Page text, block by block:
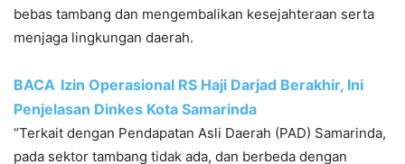
bebas tambang dan mengembalikan kesejahteraan serta
menjaga lingkungan daerah.
BACA Izin Operasional RS Haji Darjad Berakhir, Ini
Penjelasan Dinkes Kota Samarinda
“Terkait dengan Pendapatan Asli Daerah (PAD) Samarinda,
pada sektor tambang tidak ada, dan berbeda dengan